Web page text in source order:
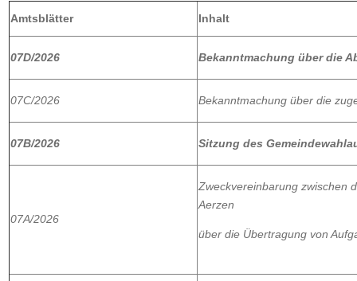
Amtsblätter Inhalt
07D/2026 Bekanntmachung über die
07C/2026 Bekanntmachung über die
07B/2026 Sitzung des
07A/2026
Zweckvereinbarung zwischen
Aerzen
über die Übertragung von